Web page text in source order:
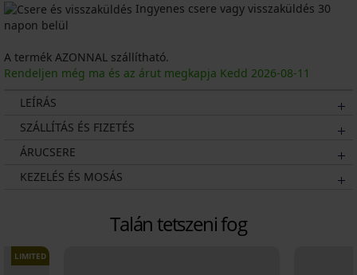
Ingyenes csere vagy visszaküldés 30
napon belül
A termék AZONNAL szállítható.
Rendeljen még ma és az árut megkapja Kedd 2026-08-11
LEÍRÁS
SZÁLLÍTÁS ÉS FIZETÉS
ÁRUCSERE
KEZELÉS ÉS MOSÁS
Talán tetszeni fog
LIMITED